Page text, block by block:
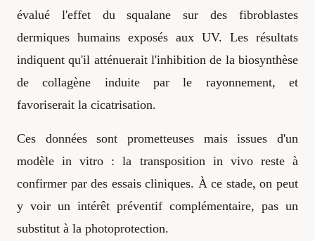
évalué l'effet du squalane sur des fibroblastes
dermiques humains exposés aux UV. Les résultats
indiquent qu'il atténuerait l'inhibition de la biosynthèse
de collagène induite par le rayonnement, et
favoriserait la cicatrisation.
Ces données sont prometteuses mais issues d'un
modèle in vitro : la transposition in vivo reste à
confirmer par des essais cliniques. À ce stade, on peut
y voir un intérêt préventif complémentaire, pas un
substitut à la photoprotection.